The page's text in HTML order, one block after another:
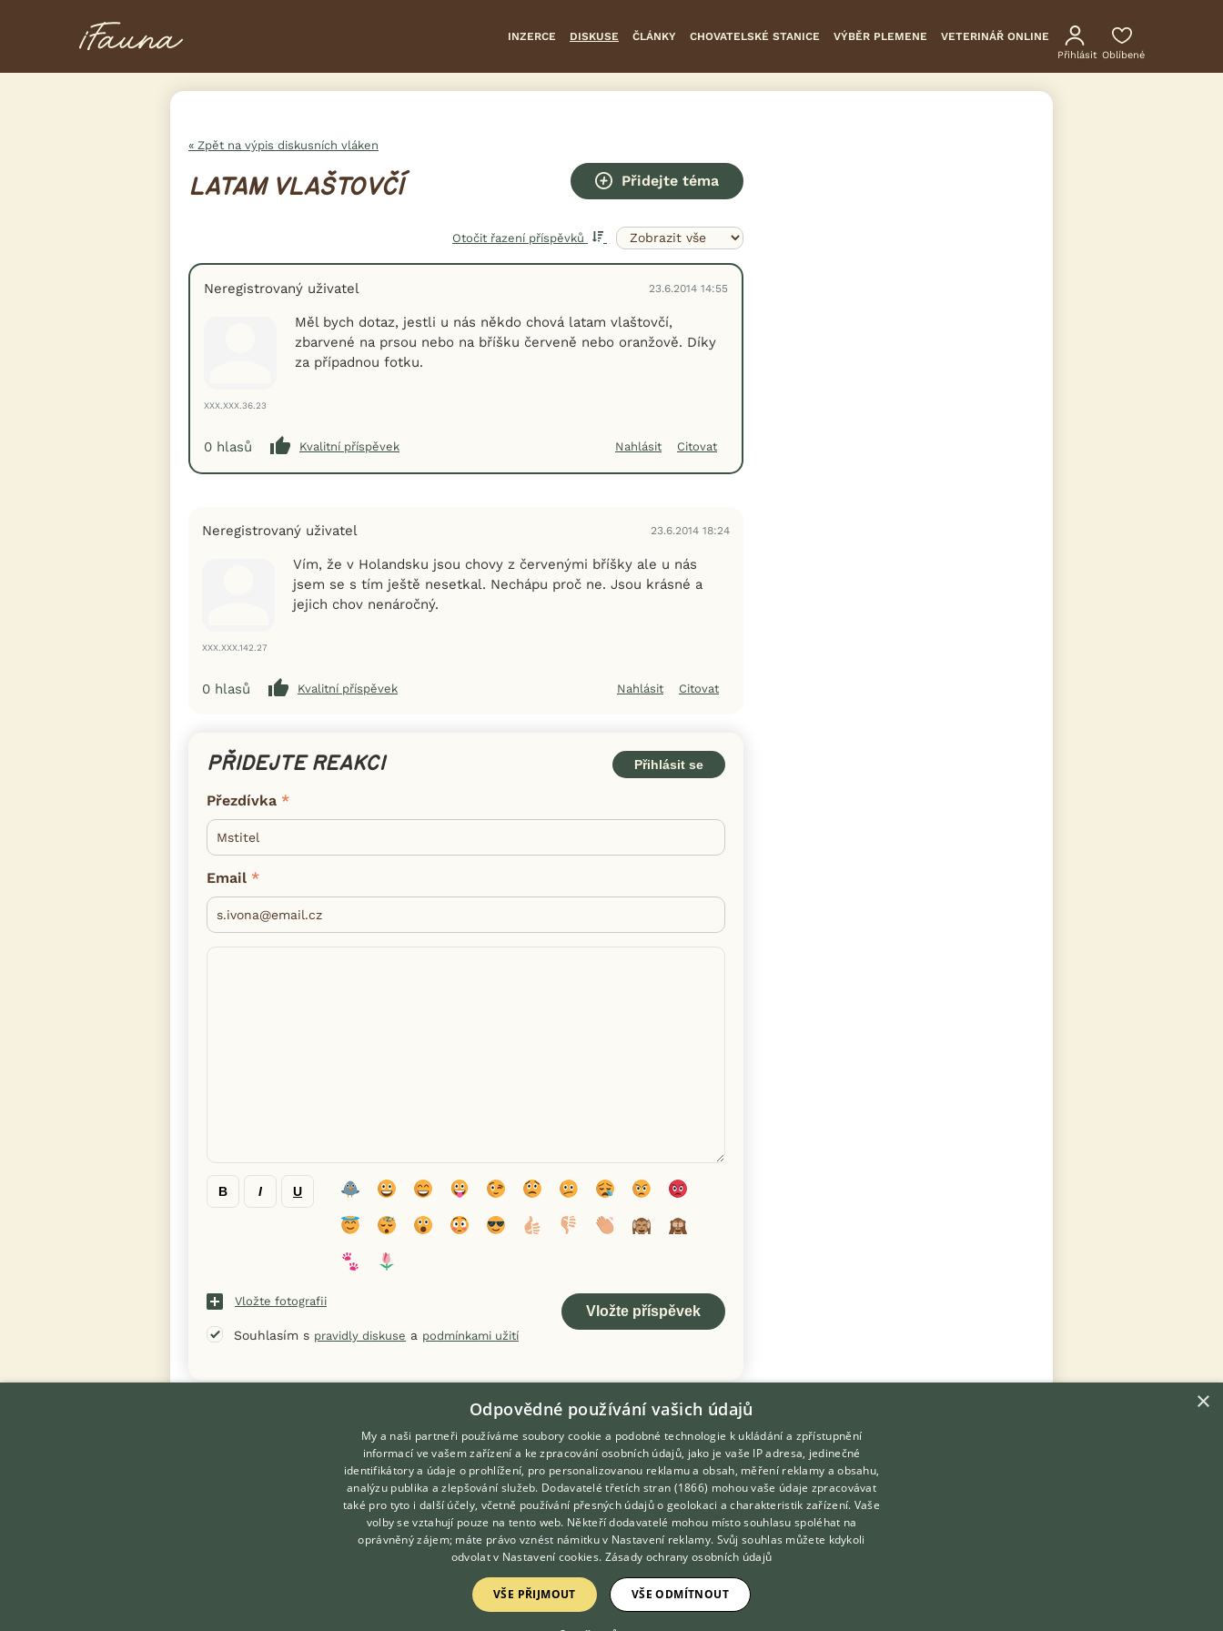
INZERCE DISKUSE ČLÁNKY CHOVATELSKÉ STANICE VÝBĚR PLEMENE VETERINÁŘ ONLINE
Přihlásit Oblíbené
« Zpět na výpis diskusních vláken
LATAM VLAŠTOVČÍ Přidejte téma
Otočit řazení příspěvků
Neregistrovaný uživatel 23.6.2014 14:55
XXX.XXX.36.23
Měl bych dotaz, jestli u nás někdo chová latam vlaštovčí,
zbarvené na prsou nebo na bříšku červeně nebo oranžově. Díky
za případnou fotku.
0 hlasů Kvalitní příspěvek Nahlásit Citovat
Neregistrovaný uživatel 23.6.2014 18:24
XXX.XXX.142.27
Vím, že v Holandsku jsou chovy z červenými bříšky ale u nás
jsem se s tím ještě nesetkal. Nechápu proč ne. Jsou krásné a
jejich chov nenáročný.
0 hlasů Kvalitní příspěvek Nahlásit Citovat
PŘIDEJTE REAKCI Přihlásit se
Přezdívka
Email
B I U
Vložte fotografii
Souhlasím s pravidly diskuse a podmínkami užití
KONTAKT DO REDAKCE
DOMOVSKÁ STRÁNKA
INZERCE
DISKUSE
O nás
Kontakt
Možnosti zvýraznění inzerátů
Zpracování osobních údajů
×
Odpovědné používání vašich údajů
My a naši partneři používáme soubory cookie a podobné technologie k ukládání a zpřístupnění
informací ve vašem zařízení a ke zpracování osobních údajů, jako je vaše IP adresa, jedinečné
identifikátory a údaje o prohlížení, pro personalizovanou reklamu a obsah, měření reklamy a obsahu,
analýzu publika a zlepšování služeb. Dodavatelé třetích stran (1866) mohou vaše údaje zpracovávat
také pro tyto i další účely, včetně používání přesných údajů o geolokaci a charakteristik zařízení. Vaše
volby se vztahují pouze na tento web. Někteří dodavatelé mohou místo souhlasu spoléhat na
oprávněný zájem; máte právo vznést námitku v Nastavení reklamy. Svůj souhlas můžete kdykoli
odvolat v Nastavení cookies. Zásady ochrany osobních údajů
VŠE PŘIJMOUT VŠE ODMÍTNOUT